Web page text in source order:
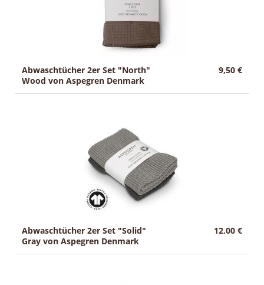
Abwaschtücher 2er Set "North"
Wood von Aspegren Denmark
9,50 €
Abwaschtücher 2er Set "Solid"
Gray von Aspegren Denmark
12,00 €